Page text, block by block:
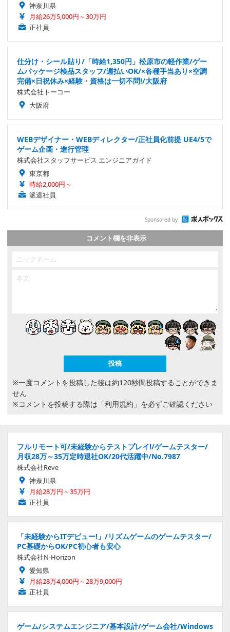
神奈川県
月給26万5,000円～30万円
正社員
仕分け・シール貼り/「時給1,350円」松原市の軽作業/ゲー
ムパッケージ検品スタッフ/週払いOK/×各種手当あり×空調
完備×日祝休み×経験・資格は一切不問!/大阪府
株式会社トーコー
大阪府
WEBデザイナー・WEBディレクター/正社員化前提 UE4/5で
ゲーム企画・進行管理
株式会社スタッフサービス エンジニアガイド
東京都
時給2,000円～
派遣社員
Sponsored by
コメント欄を非表示
※一度コメントを投稿した後は約120秒間投稿することができま
せん
※コメントを投稿する際は 「利用規約」 を必ずご確認ください
フルリモート可/未経験からテストプレイ!/ゲームテスター/
月収28万～35万定時退社OK/20代活躍中/No.7987
株式会社Reve
神奈川県
月給28万円～35万円
正社員
「未経験からITデビュー!」/リズムゲームのゲームテスター/
PC基礎からOK/PC初心者も安心
株式会社N-Horizon
愛知県
月給28万4,000円～28万9,000円
正社員
ゲーム/システムエンジニア/基本設計/ゲーム会社/Windows